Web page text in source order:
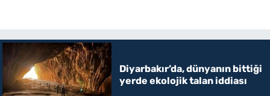
Diyarbakır’da, dünyanın bittiği
yerde ekolojik talan iddiası